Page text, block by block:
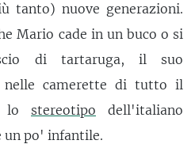
tanto) nuove generazioni.
Mario cade in un buco o si
di tartaruga, il suo
nelle camerette di tutto il
lo stereotipo dell'italiano
un po' infantile.